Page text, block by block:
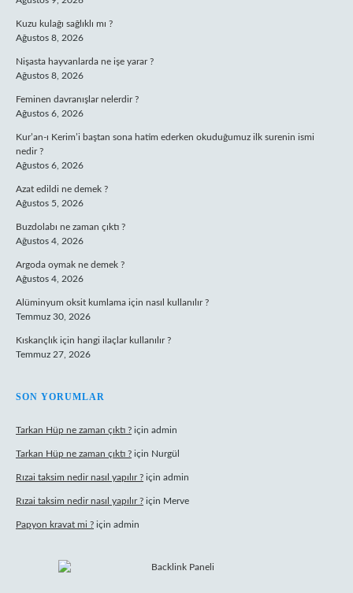
Kuzu kulağı sağlıklı mı ?
Ağustos 8, 2026
Nişasta hayvanlarda ne işe yarar ?
Ağustos 8, 2026
Feminen davranışlar nelerdir ?
Ağustos 6, 2026
Kur’an-ı Kerim’i baştan sona hatim ederken okuduğumuz ilk surenin ismi
nedir ?
Ağustos 6, 2026
Azat edildi ne demek ?
Ağustos 5, 2026
Buzdolabı ne zaman çıktı ?
Ağustos 4, 2026
Argoda oymak ne demek ?
Ağustos 4, 2026
Alüminyum oksit kumlama için nasıl kullanılır ?
Temmuz 30, 2026
Kıskançlık için hangi ilaçlar kullanılır ?
Temmuz 27, 2026
SON YORUMLAR
Tarkan Hüp ne zaman çıktı ? için admin
Tarkan Hüp ne zaman çıktı ? için Nurgül
Rızai taksim nedir nasıl yapılır ? için admin
Rızai taksim nedir nasıl yapılır ? için Merve
Papyon kravat mi ? için admin